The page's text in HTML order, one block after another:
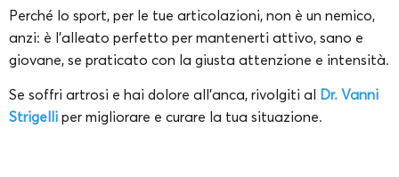
Perché lo sport, per le tue articolazioni, non è un nemico,
anzi: è l’alleato perfetto per mantenerti attivo, sano e
giovane, se praticato con la giusta attenzione e intensità.
Se soffri artrosi e hai dolore all’anca, rivolgiti al Dr. Vanni
Strigelli per migliorare e curare la tua situazione.